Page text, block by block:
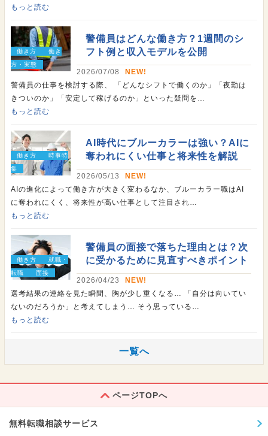
もっと読む
働き方
働き
方・実態
警備員はどんな働き方？1週間のシ
フト例と収入モデルを公開
2026/07/08
NEW!
警備員の仕事を検討する際、 「どんなシフトで働くのか」「夜勤は
きついのか」「安定して稼げるのか」といった疑問を…
もっと読む
働き方
時事特
集
AI時代にブルーカラーは強い？AIに
奪われにくい仕事と将来性を解説
2026/05/13
NEW!
AIの進化によって働き方が大きく変わるなか、ブルーカラー職はAI
に奪われにくく、将来性が高い仕事として注目され…
もっと読む
働き方
就職・
転職
面接
警備員の面接で落ちた理由とは？次
に受かるために見直すべきポイント
2026/04/23
NEW!
選考結果の連絡を見た瞬間、胸が少し重くなる… 「自分は向いてい
ないのだろうか」と考えてしまう… そう思っている…
もっと読む
一覧へ
ページTOPへ
無料転職相談サービス